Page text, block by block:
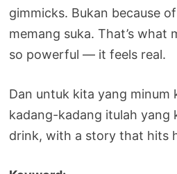
gimmicks. Bukan because
memang suka. That’s what
so powerful — it feels real.
Dan untuk kita yang minum
kadang-kadang itulah yang
drink, with a story that hits